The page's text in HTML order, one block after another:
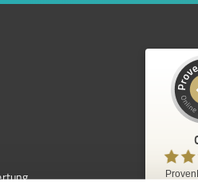
Kundenbewertungen und
ProvenExpert.com
4,42
/
5,00